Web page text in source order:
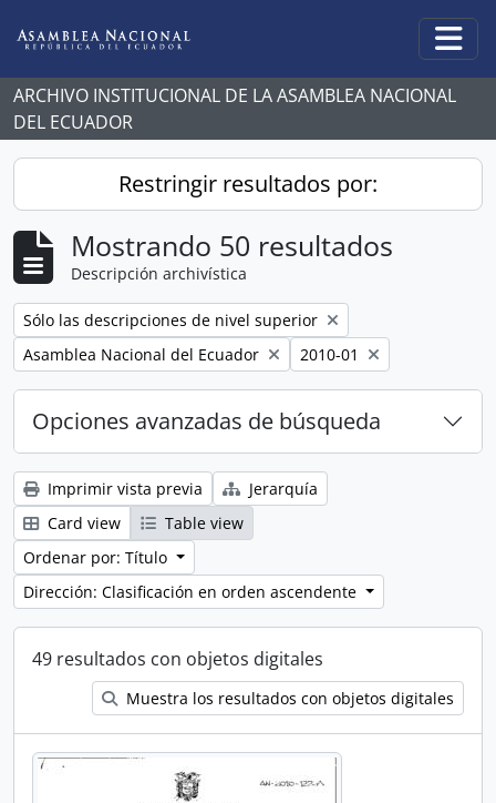
ARCHIVO INSTITUCIONAL DE LA ASAMBLEA NACIONAL
DEL ECUADOR
Restringir resultados por:
Mostrando 50 resultados
Descripción archivística
Remove filter:
Sólo las descripciones de nivel superior
Remove filter:
Asamblea Nacional del Ecuador Remove filter:
2010-01
Opciones avanzadas de búsqueda
Imprimir vista previa
Jerarquía
Card view
Table view
Ordenar por: Título
Dirección: Clasificación en orden ascendente
49 resultados con objetos digitales
Muestra los resultados con objetos digitales